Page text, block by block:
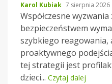
Karol Kubiak 7 sierpnia 2026
Współczesne wyzwania
bezpieczeństwem
szybkiego reagowania,
proaktywnego
tej strategii jest
dzieci... Czytaj dalej